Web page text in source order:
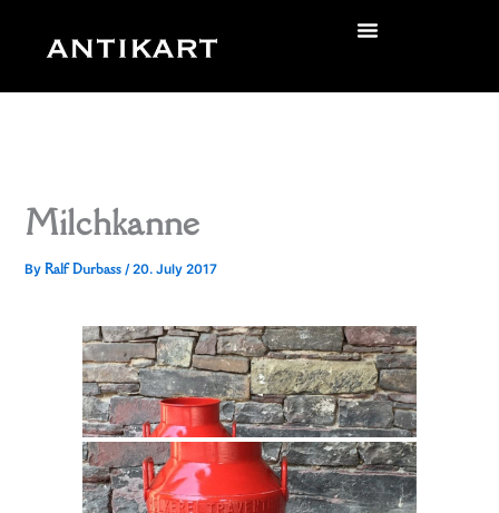
Milchkanne
ByRalf Durbass/20. July 2017